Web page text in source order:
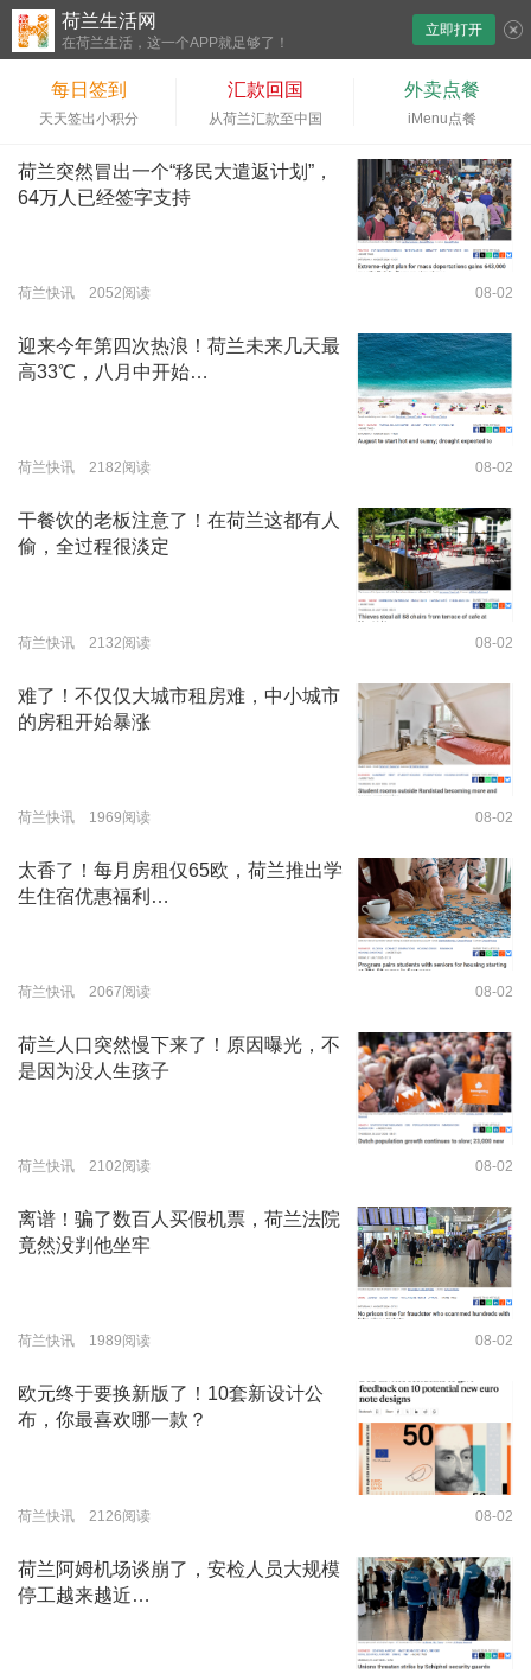
荷兰生活网
在荷兰生活，这一个APP就足够了！
立即打开
每日签到
天天签出小积分
汇款回国
从荷兰汇款至中国
外卖点餐
iMenu点餐
荷兰突然冒出一个“移民大遣返计划”，
64万人已经签字支持
荷兰快讯 2052阅读 08-02
迎来今年第四次热浪！荷兰未来几天最
高33℃，八月中开始…
荷兰快讯 2182阅读 08-02
干餐饮的老板注意了！在荷兰这都有人
偷，全过程很淡定
荷兰快讯 2132阅读 08-02
难了！不仅仅大城市租房难，中小城市
的房租开始暴涨
荷兰快讯 1969阅读 08-02
太香了！每月房租仅65欧，荷兰推出学
生住宿优惠福利…
荷兰快讯 2067阅读 08-02
荷兰人口突然慢下来了！原因曝光，不
是因为没人生孩子
荷兰快讯 2102阅读 08-02
离谱！骗了数百人买假机票，荷兰法院
竟然没判他坐牢
荷兰快讯 1989阅读 08-02
欧元终于要换新版了！10套新设计公
布，你最喜欢哪一款？
荷兰快讯 2126阅读 08-02
荷兰阿姆机场谈崩了，安检人员大规模
停工越来越近…